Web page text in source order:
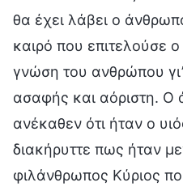
θα έχει λάβει ο
καιρό που επιτελούσε
γνώση του ανθρώπου
ασαφής και αόριστη. Ο
ανέκαθεν ότι ήταν ο
διακήρυττε πως ήταν
φιλάνθρωπος Κύριος